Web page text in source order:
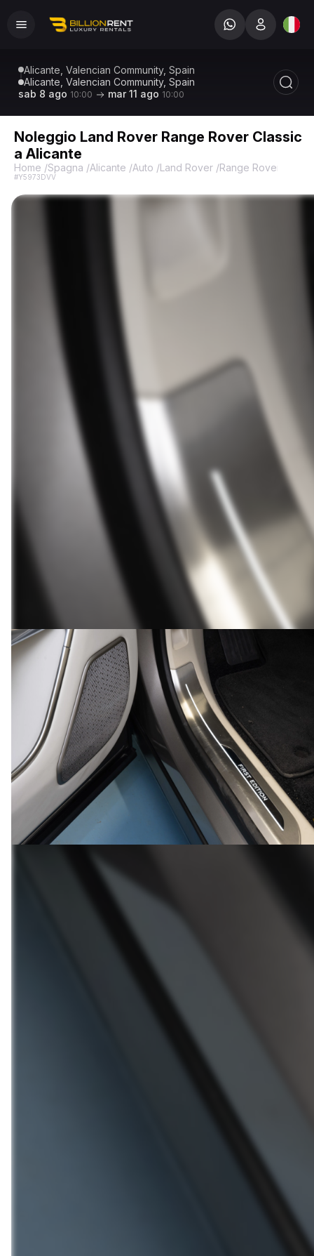
Alicante, Valencian Community, Spain
Alicante, Valencian Community, Spain
sab 8 ago 10:00 mar 11 ago 10:00
Noleggio Land Rover Range Rover Classic
a Alicante
Home /Spagna /Alicante /Auto /Land Rover /Range Rover
#Y5973DVV